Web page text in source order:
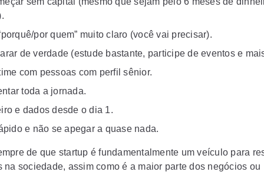
por quem” muito claro (você vai precisar).
de verdade (estude bastante, participe de eventos e
com pessoas com perfil sênior.
toda a jornada.
e dados desde o dia 1.
e não se apegar a quase nada.
de que startup é fundamentalmente um veículo para
na sociedade, assim como é a maior parte dos negócios ou